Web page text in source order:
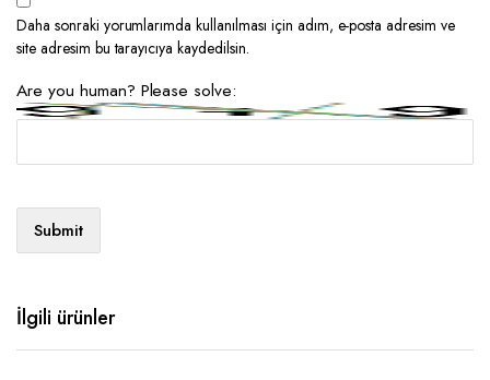
Daha sonraki yorumlarımda kullanılması için adım, e-posta adresim ve
site adresim bu tarayıcıya kaydedilsin.
Are you human? Please solve:
İlgili ürünler